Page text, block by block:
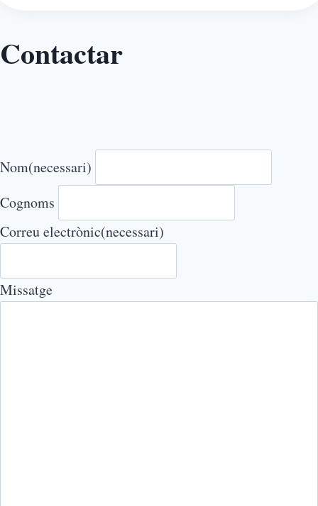
Contactar
Nom(necessari)
Cognoms
Correu electrònic(necessari)
Missatge